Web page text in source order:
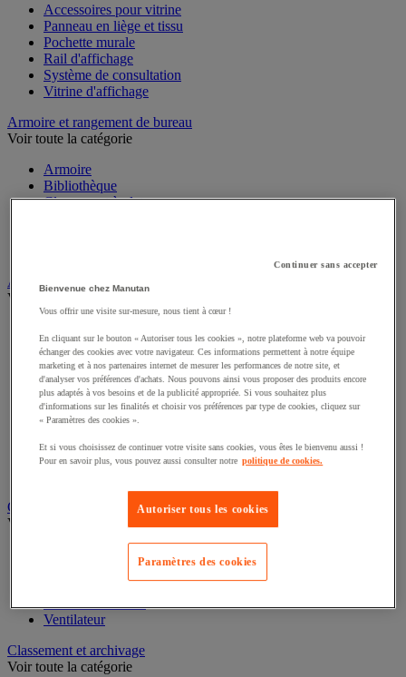
Accessoires pour vitrine
Panneau en liège et tissu
Pochette murale
Rail d'affichage
Système de consultation
Vitrine d'affichage
Armoire et rangement de bureau
Voir toute la catégorie
Armoire
Bibliothèque
Classement à plat
Audiovisuel
Voir toute la catégorie
Connectique audio et vidéo
Éclairage scénique et architectural
Éclairage studio et accessoirisation
Équipement audio et Hi-Fi
Matériel de projection et vidéoprojection
Sonorisation et enregistrement professionnels
Studio Web radio et vidéo
Système d'affichage dynamique et interactif
Chauffage, climatisation et traitement de l'air
Voir toute la catégorie
Rafraîchisseur d'air
Ventilateur
Classement et archivage
Voir toute la catégorie
Continuer sans accepter
Bienvenue chez Manutan
Vous offrir une visite sur-mesure, nous tient à cœur !
En cliquant sur le bouton « Autoriser tous les cookies », notre plateforme web va pouvoir
échanger des cookies avec votre navigateur. Ces informations permettent à notre équipe
marketing et à nos partenaires internet de mesurer les performances de notre site, et
d'analyser vos préférences d'achats. Nous pouvons ainsi vous proposer des produits encore
plus adaptés à vos besoins et de la publicité appropriée. Si vous souhaitez plus
d'informations sur les finalités et choisir vos préférences par type de cookies, cliquez sur
« Paramètres des cookies ».
Et si vous choisissez de continuer votre visite sans cookies, vous êtes le bienvenu aussi !
Pour en savoir plus, vous pouvez aussi consulter notre politique de cookies.
Autoriser tous les cookies
Paramètres des cookies